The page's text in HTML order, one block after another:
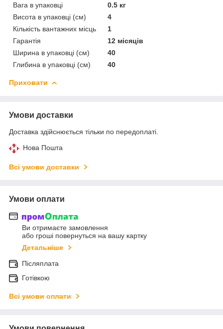
Вага в упаковці
0.5 кг
Висота в упаковці (см)
4
Кількість вантажних місць
1
Гарантія
12 місяців
Ширина в упаковці (см)
40
Глибина в упаковці (см)
40
Приховати
Умови доставки
Доставка здійснюється тільки по передоплаті.
Нова Пошта
Всі умови доставки
Умови оплати
Ви отримаєте замовлення
або гроші повернуться на вашу картку
Детальніше
Післяплата
Готівкою
Всі умови оплати